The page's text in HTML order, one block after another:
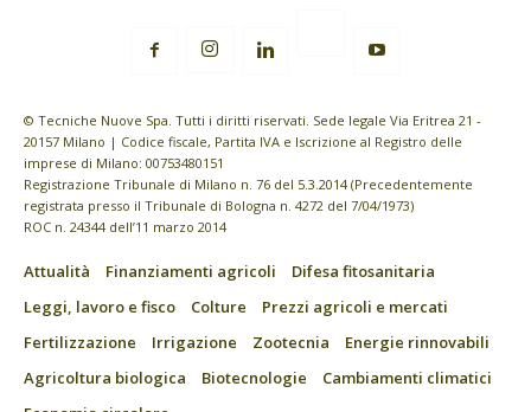
© Tecniche Nuove Spa. Tutti i diritti riservati. Sede legale Via Eritrea 21 -
20157 Milano | Codice fiscale, Partita IVA e Iscrizione al Registro delle
imprese di Milano: 00753480151
Registrazione Tribunale di Milano n. 76 del 5.3.2014 (Precedentemente
registrata presso il Tribunale di Bologna n. 4272 del 7/04/1973)
ROC n. 24344 dell’11 marzo 2014
Attualità Finanziamenti agricoli
Difesa fitosanitaria
Leggi, lavoro e fisco
Colture
Prezzi agricoli e mercati
Fertilizzazione
Irrigazione Zootecnia
Energie rinnovabili
Agricoltura biologica
Biotecnologie
Cambiamenti climatici